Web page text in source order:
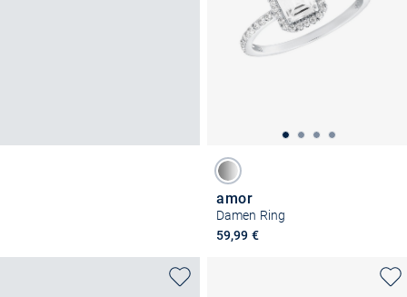
amor
Damen Ring
59,99 €